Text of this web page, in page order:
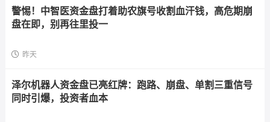
警惕！中智医资金盘打着助农旗号收割血汗钱，高危期崩
盘在即，别再往里投一
昨天
泽尔机器人资金盘已亮红牌：跑路、崩盘、单割三重信号
同时引爆，投资者血本